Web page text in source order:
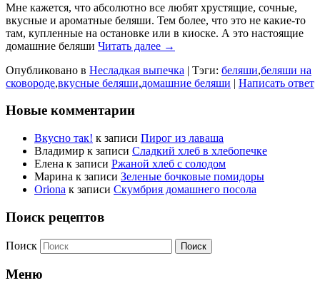
Мне кажется, что абсолютно все любят хрустящие, сочные,
вкусные и ароматные беляши. Тем более, что это не какие-то
там, купленные на остановке или в киоске. А это настоящие
домашние беляши Читать далее →
Опубликовано в Несладкая выпечка | Тэги: беляши,беляши на
сковороде,вкусные беляши,домашние беляши | Написать ответ
Новые комментарии
Вкусно так! к записи Пирог из лаваша
Владимир к записи Сладкий хлеб в хлебопечке
Елена к записи Ржаной хлеб с солодом
Марина к записи Зеленые бочковые помидоры
Oriona к записи Скумбрия домашнего посола
Поиск рецептов
Поиск
Меню